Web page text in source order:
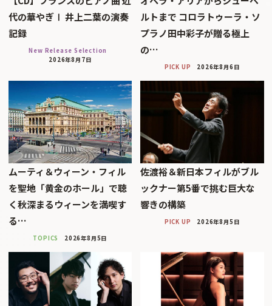
代の華やぎⅠ 井上二葉の演奏
記録
New Release Selection
2026年8月7日
ルトまで コロラトゥーラ・ソ
プラノ田中彩子が贈る極上
の…
PICK UP 2026年8月6日
ムーティ＆ウィーン・フィル
を聖地「黄金のホール」で聴
く秋深まるウィーンを満喫す
る…
TOPICS 2026年8月5日
佐渡裕＆新日本フィルがブル
ックナー第5番で挑む巨大な
響きの構築
PICK UP 2026年8月5日